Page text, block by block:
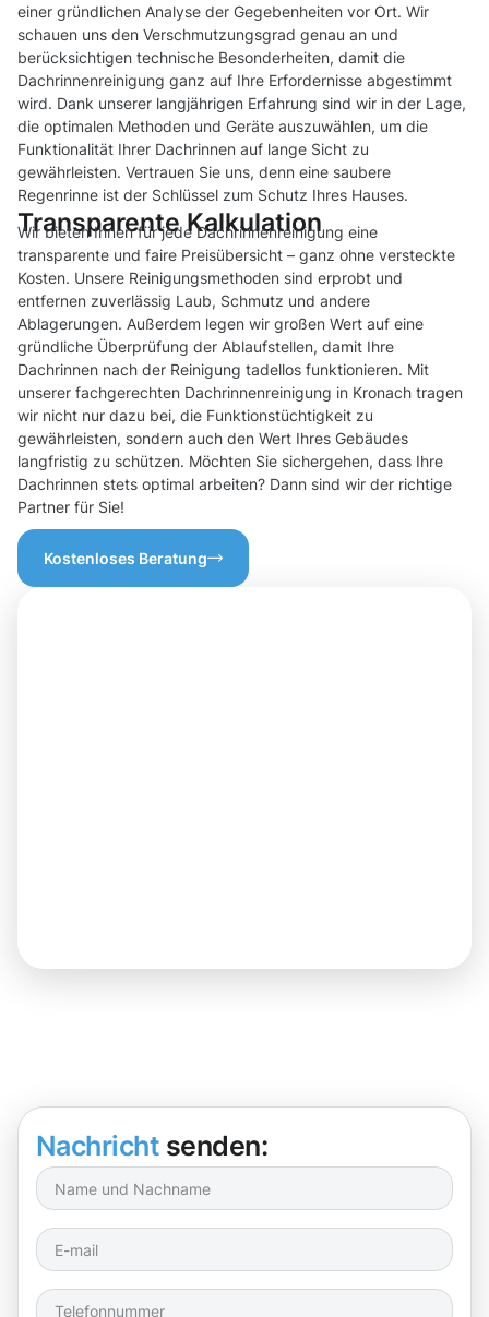
einer gründlichen Analyse der Gegebenheiten vor Ort. Wir
schauen uns den Verschmutzungsgrad genau an und
berücksichtigen technische Besonderheiten, damit die
Dachrinnenreinigung ganz auf Ihre Erfordernisse abgestimmt
wird. Dank unserer langjährigen Erfahrung sind wir in der Lage,
die optimalen Methoden und Geräte auszuwählen, um die
Funktionalität Ihrer Dachrinnen auf lange Sicht zu
gewährleisten. Vertrauen Sie uns, denn eine saubere
Regenrinne ist der Schlüssel zum Schutz Ihres Hauses.
Transparente Kalkulation
Wir bieten Ihnen für jede Dachrinnenreinigung eine
transparente und faire Preisübersicht – ganz ohne versteckte
Kosten. Unsere Reinigungsmethoden sind erprobt und
entfernen zuverlässig Laub, Schmutz und andere
Ablagerungen. Außerdem legen wir großen Wert auf eine
gründliche Überprüfung der Ablaufstellen, damit Ihre
Dachrinnen nach der Reinigung tadellos funktionieren. Mit
unserer fachgerechten Dachrinnenreinigung in Kronach tragen
wir nicht nur dazu bei, die Funktionstüchtigkeit zu
gewährleisten, sondern auch den Wert Ihres Gebäudes
langfristig zu schützen. Möchten Sie sichergehen, dass Ihre
Dachrinnen stets optimal arbeiten? Dann sind wir der richtige
Partner für Sie!
Kostenloses Beratung
Nachricht senden: